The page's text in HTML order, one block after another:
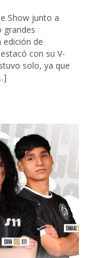
Show junto a
grandes
edición de
con su V-
solo, ya que